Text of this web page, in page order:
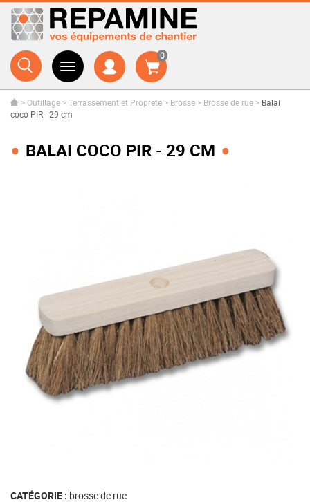
0
>Outillage >Terrassement et Propreté > Brosse > Brosse de rue > Balai
coco PIR - 29 cm
BALAI COCO PIR - 29 CM
CATÉGORIE : brosse de rue